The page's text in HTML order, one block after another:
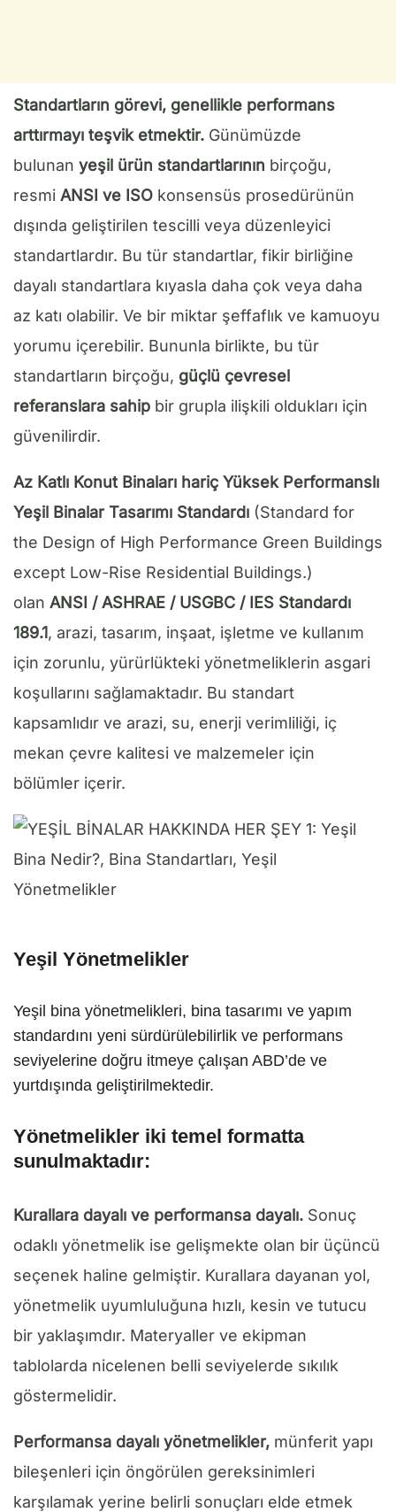
Standartların görevi, genellikle performans
arttırmayı teşvik etmektir. Günümüzde
bulunan yeşil ürün standartlarının birçoğu,
resmi ANSI ve ISO konsensüs prosedürünün
dışında geliştirilen tescilli veya düzenleyici
standartlardır. Bu tür standartlar, fikir birliğine
dayalı standartlara kıyasla daha çok veya daha
az katı olabilir. Ve bir miktar şeffaflık ve kamuoyu
yorumu içerebilir. Bununla birlikte, bu tür
standartların birçoğu, güçlü çevresel
referanslara sahip bir grupla ilişkili oldukları için
güvenilirdir.
Az Katlı Konut Binaları hariç Yüksek Performanslı
Yeşil Binalar Tasarımı Standardı (Standard for
the Design of High Performance Green Buildings
except Low-Rise Residential Buildings.)
olan ANSI / ASHRAE / USGBC / IES Standardı
189.1, arazi, tasarım, inşaat, işletme ve kullanım
için zorunlu, yürürlükteki yönetmeliklerin asgari
koşullarını sağlamaktadır. Bu standart
kapsamlıdır ve arazi, su, enerji verimliliği, iç
mekan çevre kalitesi ve malzemeler için
bölümler içerir.
Yeşil Yönetmelikler
Yeşil bina yönetmelikleri, bina tasarımı ve yapım
standardını yeni sürdürülebilirlik ve performans
seviyelerine doğru itmeye çalışan ABD’de ve
yurtdışında geliştirilmektedir.
Yönetmelikler iki temel formatta
sunulmaktadır:
Kurallara dayalı ve performansa dayalı. Sonuç
odaklı yönetmelik ise gelişmekte olan bir üçüncü
seçenek haline gelmiştir. Kurallara dayanan yol,
yönetmelik uyumluluğuna hızlı, kesin ve tutucu
bir yaklaşımdır. Materyaller ve ekipman
tablolarda nicelenen belli seviyelerde sıkılık
göstermelidir.
Performansa dayalı yönetmelikler, münferit yapı
bileşenleri için öngörülen gereksinimleri
karşılamak yerine belirli sonuçları elde etmek